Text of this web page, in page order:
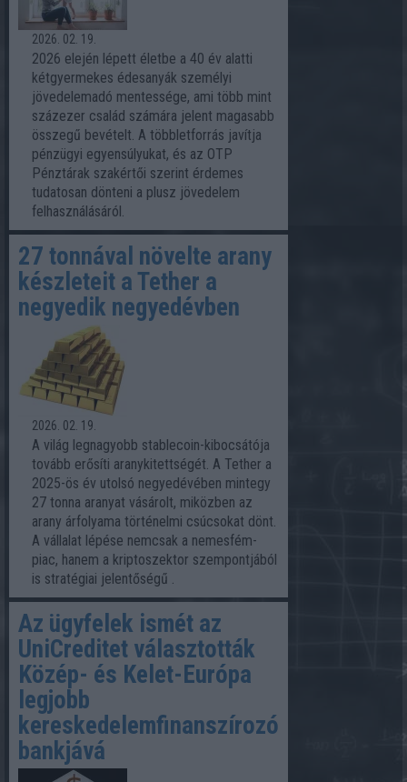
2026. 02. 19.
2026 elején lépett életbe a 40 év alatti
kétgyermekes édesanyák személyi
jövedelemadó mentessége, ami több mint
százezer család számára jelent magasabb
összegű bevételt. A többletforrás javítja
pénzügyi egyensúlyukat, és az OTP
Pénztárak szakértői szerint érdemes
tudatosan dönteni a plusz jövedelem
felhasználásáról.
27 tonnával növelte arany
készleteit a Tether a
negyedik negyedévben
2026. 02. 19.
A világ legnagyobb stablecoin-kibocsátója
tovább erősíti aranykitettségét. A Tether a
2025-ös év utolsó negyedévében mintegy
27 tonna aranyat vásárolt, miközben az
arany árfolyama történelmi csúcsokat dönt.
A vállalat lépése nemcsak a nemesfém-
piac, hanem a kriptoszektor szempontjából
is stratégiai jelentőségű .
Az ügyfelek ismét az
UniCreditet választották
Közép- és Kelet-Európa
legjobb
kereskedelemfinanszírozó
bankjává